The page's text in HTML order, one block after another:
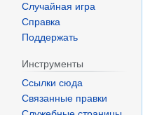
Случайная игра
Справка
Поддержать
Инструменты
Ссылки сюда
Связанные правки